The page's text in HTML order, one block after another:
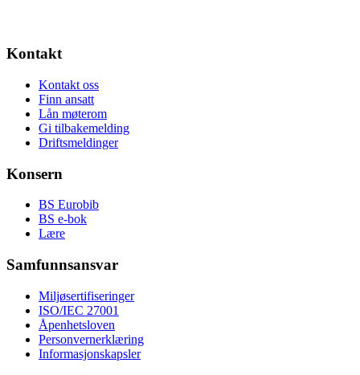
Kontakt
Kontakt oss
Finn ansatt
Lån møterom
Gi tilbakemelding
Driftsmeldinger
Konsern
BS Eurobib
BS e-bok
Lære
Samfunnsansvar
Miljøsertifiseringer
ISO/IEC 27001
Åpenhetsloven
Personvernerklæring
Informasjonskapsler